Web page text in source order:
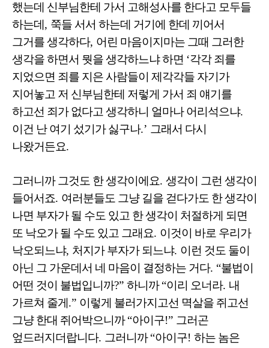
했는데 신부님한테 가서 고해성사를 한다고 모두들
하는데 , 쭉들 서서 하는데 거기에 한데 끼어서
그거를 생각하다, 어린 마음이지마는 그때 그러한
생각을 하면서 뭣을 생각하느냐 하면 ‘각각 죄를
지었으면 죄를 지은 사람들이 제각각들 자기가
지어놓고 저 신부님한테 저렇게 가서 죄 얘기를
하고선 죄가 없다고 생각하니 얼마나 어리석으냐.
이건 난 여기 섰기가 싫구나.’ 그래서 다시
나왔거든요.
그러니까 그것도 한 생각이에요. 생각이 그런 생각이
들어서죠. 여러분들도 그냥 길을 걷다가도 한 생각이
나면 부자가 될 수도 있고 한 생각이 처절하게 되면
또 낙오가 될 수도 있고 그래요. 이것이 바로 우리가
낙오되느냐, 처지가 부자가 되느냐. 이런 것도 둘이
아닌 그 가운데서 네 마음이 결정하는 거다. “불법이
어떤 것이 불법입니까?” 하니까“이리 오너라. 내
가르쳐 줄게 .” 이렇게 불러가지고선 멱살을 쥐고선
그냥 한대 쥐어박으니까“아이구!” 그러곤
엎드러지더랍니다. 그러니까“아이구! 하는 놈은